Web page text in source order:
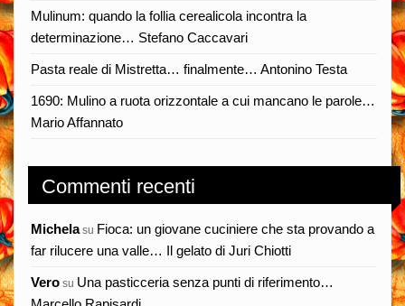
Mulinum: quando la follia cerealicola incontra la
determinazione… Stefano Caccavari
Pasta reale di Mistretta… finalmente… Antonino Testa
1690: Mulino a ruota orizzontale a cui mancano le parole…
Mario Affannato
Commenti recenti
Michelasu Fioca: un giovane cuciniere che sta provando a
far rilucere una valle… Il gelato di Juri Chiotti
Vero su Una pasticceria senza punti di riferimento…